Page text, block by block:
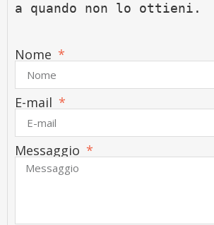
a quando non lo ottieni.
Nome
E-mail
Messaggio